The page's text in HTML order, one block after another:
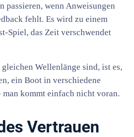
passieren, wenn Anweisungen
fehlt. Es wird zu einem
Spiel, das Zeit verschwendet
Wellenlänge sind, ist es,
ein Boot in verschiedene
kommt einfach nicht voran.
Vertrauen